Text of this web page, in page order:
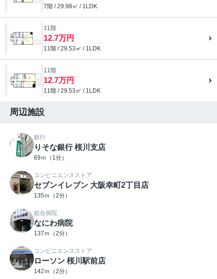
7階 / 29.98㎡ / 1LDK
11階
12.7万円
11階 / 29.53㎡ / 1LDK
11階
12.7万円
11階 / 29.53㎡ / 1LDK
周辺施設
銀行
りそな銀行 桜川支店
69ｍ（1分）
コンビニエンスストア
セブンイレブン 大阪幸町2丁目店
135ｍ（2分）
総合病院
なにわ病院
137ｍ（2分）
コンビニエンスストア
ローソン 桜川駅前店
142ｍ（2分）